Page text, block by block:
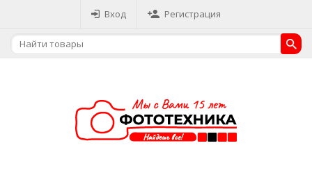
Вход Регистрация